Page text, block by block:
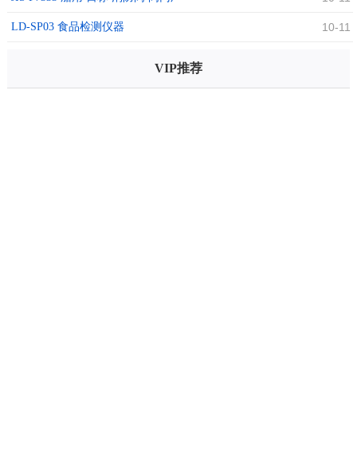
LD-SP03 食品检测仪器 10-11
VIP推荐